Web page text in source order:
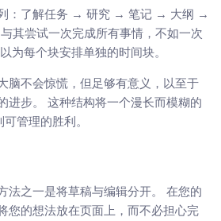
：了解任务 → 研究 → 笔记 → 大纲 →
其尝试一次完成所有事情，不如一次
为每个块安排单独的时间块。
脑不会惊慌，但足够有意义，以至于
进步。 这种结构将一个漫长而模糊的
管理的胜利。
法之一是将草稿与编辑分开。 在您的
您的想法放在页面上，而不必担心完